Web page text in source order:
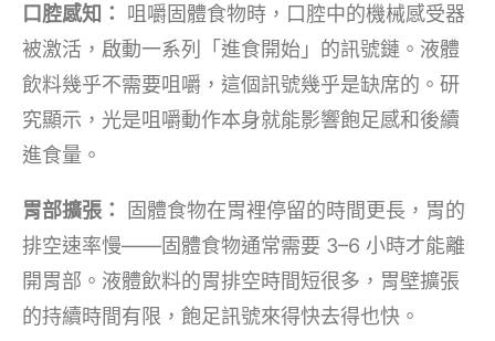
口腔感知：
咀嚼固體食物時，口腔中的機械感受器
被激活，啟動一系列「進食開始」的訊號鏈。液體
飲料幾乎不需要咀嚼，這個訊號幾乎是缺席的。研
究顯示，光是咀嚼動作本身就能影響飽足感和後續
進食量。
胃部擴張：
固體食物在胃裡停留的時間更長，胃的
排空速率慢——固體食物通常需要 3–6 小時才能離
開胃部。液體飲料的胃排空時間短很多，胃壁擴張
的持續時間有限，飽足訊號來得快去得也快。